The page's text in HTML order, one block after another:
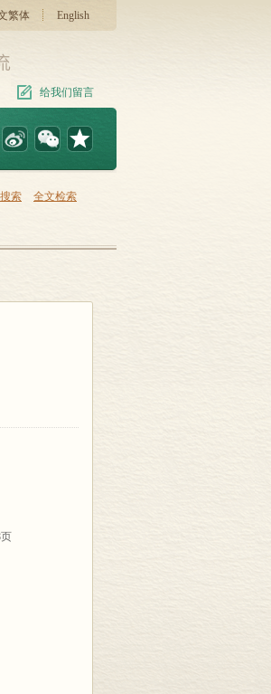
繁体 English
给我们留言
索 全文检索